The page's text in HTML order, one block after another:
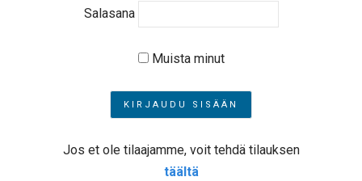
Salasana
Muista minut
Jos et ole tilaajamme, voit tehdä tilauksen
täältä